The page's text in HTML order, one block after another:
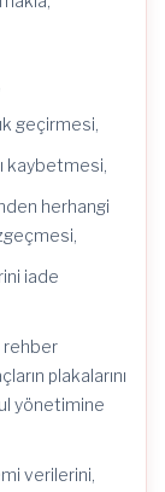
geçirmesi,
kaybetmesi,
herhangi
iade
rehber
plakalarını
yönetimine
verilerini,